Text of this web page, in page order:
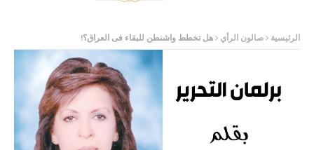
الرئيسية صالون الرأي هل تخطط واشنطن للبقاء فى العراق؟!